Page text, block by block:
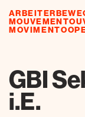
ressourcen
GBI
i.E.